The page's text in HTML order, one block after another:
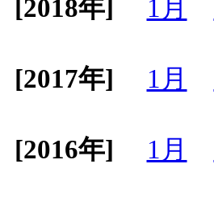
[2018年] 1月
[2017年]
1月
[2016年]
1月